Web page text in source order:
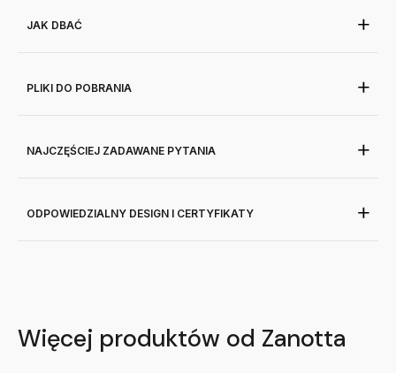
JAK DBAĆ
PLIKI DO POBRANIA
NAJCZĘŚCIEJ ZADAWANE PYTANIA
ODPOWIEDZIALNY DESIGN I CERTYFIKATY
Więcej produktów od Zanotta